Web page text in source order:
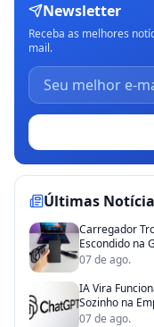
Newsletter
Receba as melhores
mail.
Últimas
Carregador
Escondido na
07 de ago.
IA Vira
Sozinho na
07 de ago.